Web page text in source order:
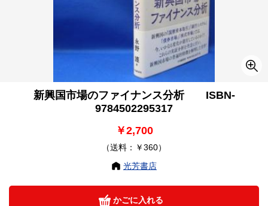
新興国市場のファイナンス分析 ISBN-
9784502295317
￥2,700
（送料：￥360）
光芳書店
かごに入れる